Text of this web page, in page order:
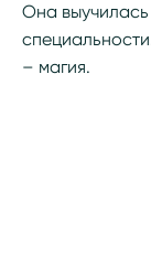
Она
– магия.